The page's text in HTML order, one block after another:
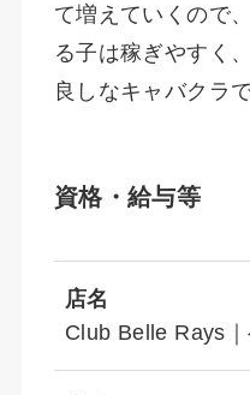
て増えていくので
る子は稼ぎやすく
良しなキャバクラで
資格・給与等
店名
Club Belle Rays